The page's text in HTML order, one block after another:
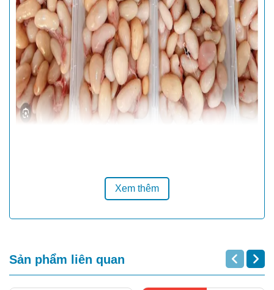
HỒN TỪ NGỌC KÊ
Ngọc kê lòng gà cháy tỏi
Xem thêm
Sản phẩm liên quan